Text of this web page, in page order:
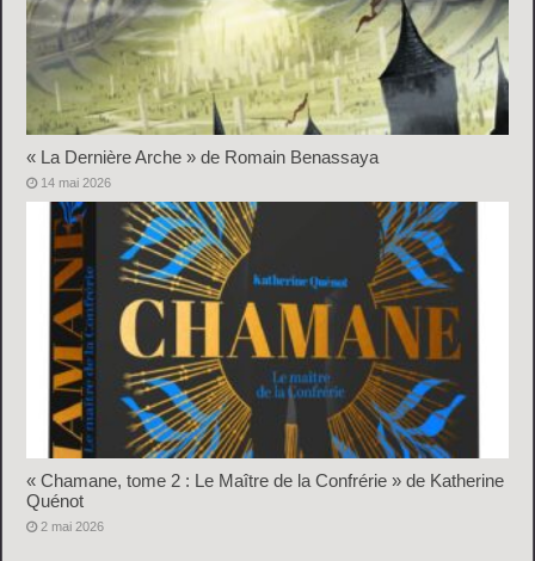
« La Dernière Arche » de Romain Benassaya
14 mai 2026
« Chamane, tome 2 : Le Maître de la Confrérie » de Katherine
Quénot
2 mai 2026